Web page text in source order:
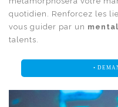
quotidien. Renforcez les
vous guider par un
talents.
•